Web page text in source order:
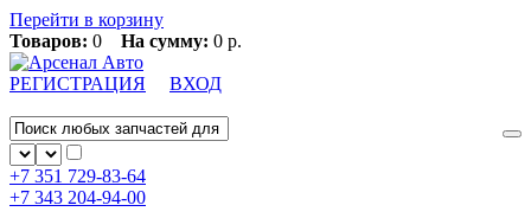
Перейти в корзину
Товаров: 0 На сумму: 0 р.
РЕГИСТРАЦИЯ ВХОД
+7 351 729-83-64
+7 343 204-94-00